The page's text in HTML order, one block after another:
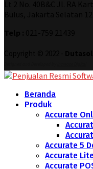
Beranda
Produk
Accurate
Accurate 5
Accurate
Accurate